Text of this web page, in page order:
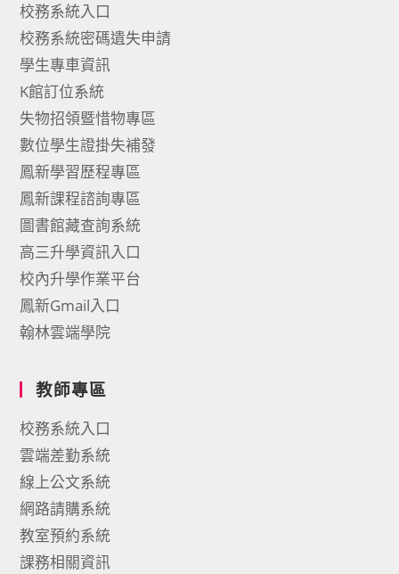
校務系統入口
校務系統密碼遺失申請
學生專車資訊
K館訂位系統
失物招領暨惜物專區
數位學生證掛失補發
鳳新學習歷程專區
鳳新課程諮詢專區
圖書館藏查詢系統
高三升學資訊入口
校內升學作業平台
鳳新Gmail入口
翰林雲端學院
教師專區
校務系統入口
雲端差勤系統
線上公文系統
網路請購系統
教室預約系統
課務相關資訊